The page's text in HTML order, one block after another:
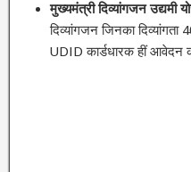
मुख्यमंत्री दिव्यांगजन उद्यमी
दिव्यांगजन जिनका
UDID कार्डधारक हीं आवेदन